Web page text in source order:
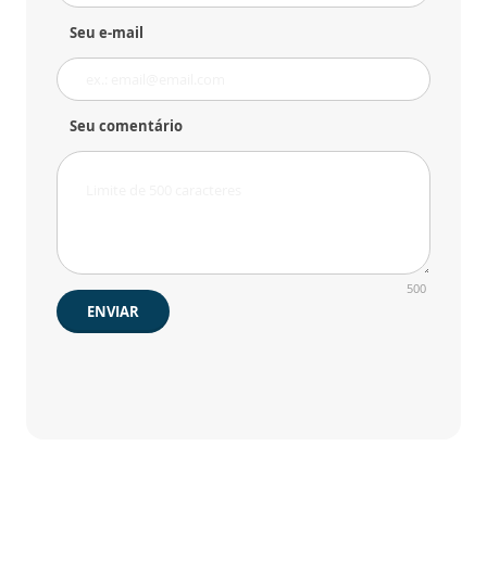
Seu e-mail
Seu comentário
500
ENVIAR